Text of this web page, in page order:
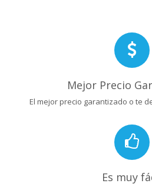
Mejor Precio
El mejor precio garantizado o te
Es muy